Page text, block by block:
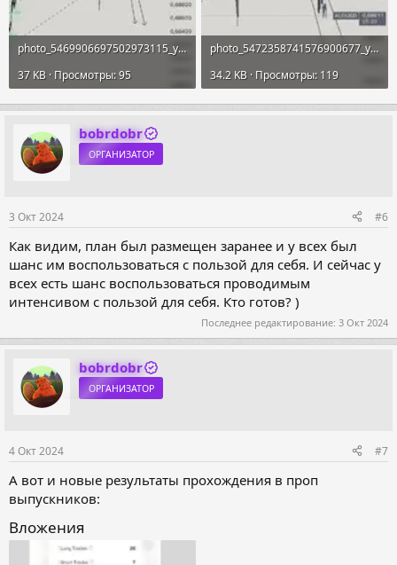
photo_5469906697502973115_y (1).webp
37 KB · Просмотры: 95
photo_5472358741576900677_y.webp
34.2 KB · Просмотры: 119
bobrdobr
ОРГАНИЗАТОР
3 Окт 2024 #6
Как видим, план был размещен заранее и у всех был
шанс им воспользоваться с пользой для себя. И сейчас у
всех есть шанс воспользоваться проводимым
интенсивом с пользой для себя. Кто готов? )
Последнее редактирование: 3 Окт 2024
bobrdobr
ОРГАНИЗАТОР
4 Окт 2024 #7
А вот и новые результаты прохождения в проп
выпускников:
Вложения